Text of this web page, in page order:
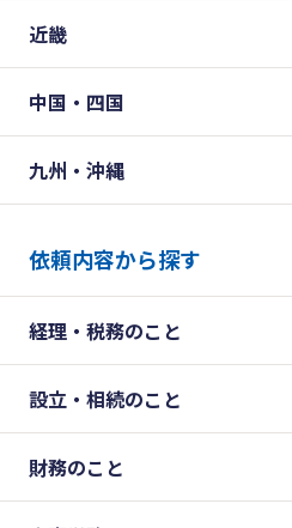
近畿
中国・四国
九州・沖縄
依頼内容から探す
経理・税務のこと
設立・相続のこと
財務のこと